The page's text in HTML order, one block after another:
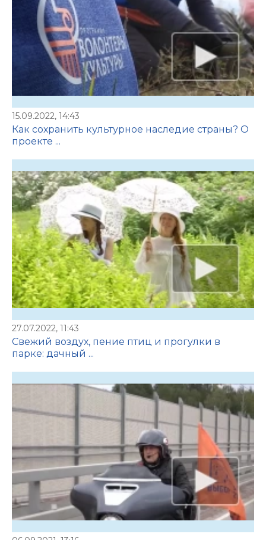
15.09.2022, 14:43
Как сохранить культурное наследие страны? О
проекте ...
27.07.2022, 11:43
Свежий воздух, пение птиц и прогулки в
парке: дачный ...